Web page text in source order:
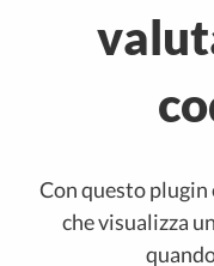
Con questo plugin
che visualizza